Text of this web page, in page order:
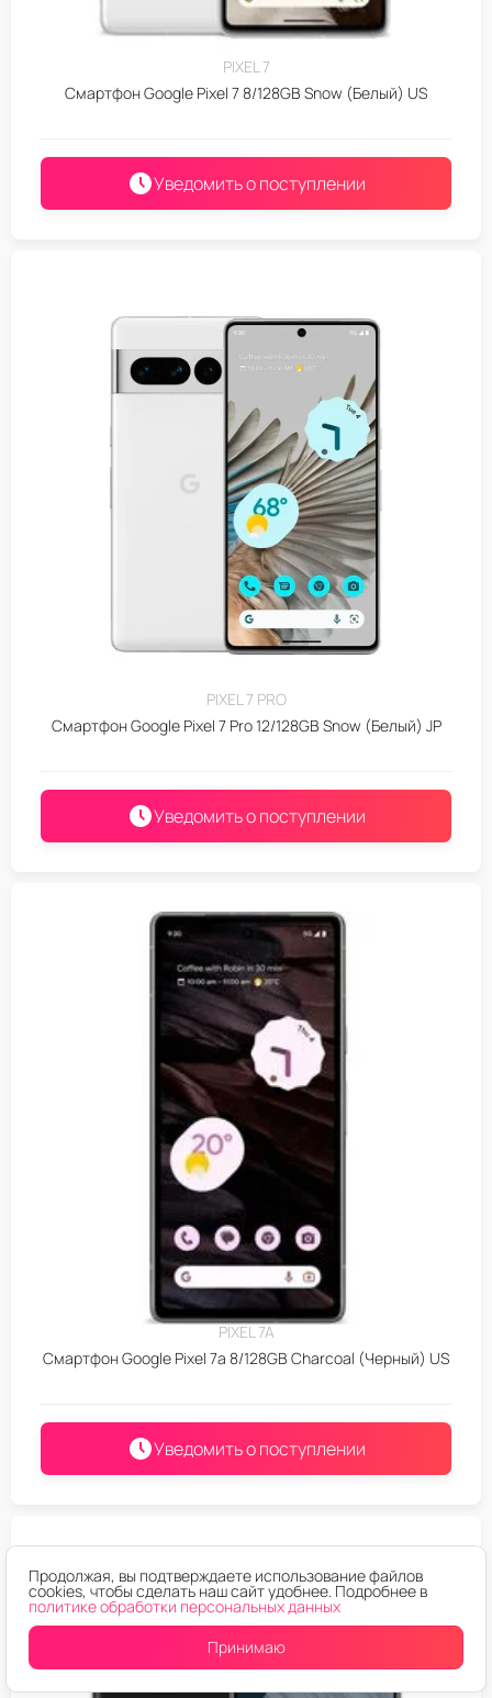
PIXEL 7
Смартфон Google Pixel 7 8/128GB Snow (Белый) US
Уведомить о поступлении
PIXEL 7 PRO
Смартфон Google Pixel 7 Pro 12/128GB Snow (Белый) JP
Уведомить о поступлении
PIXEL 7A
Смартфон Google Pixel 7a 8/128GB Charcoal (Черный) US
Уведомить о поступлении
Продолжая, вы подтверждаете использование файлов
cookies, чтобы сделать наш сайт удобнее. Подробнее в
политике обработки персональных данных
Принимаю